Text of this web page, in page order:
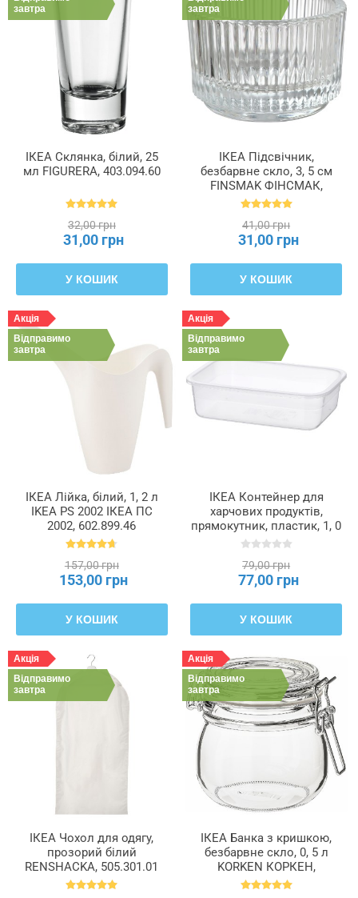
завтра
ІКЕА Склянка, білий, 25
мл FIGURERA, 403.094.60
32,00 грн
31,00 грн
У КОШИК
завтра
ІКЕА Підсвічник,
безбарвне скло, 3, 5 см
FINSMAK ФІНСМАК,
004.709.82
41,00 грн
31,00 грн
У КОШИК
Акція
Відправимо
завтра
ІКЕА Лійка, білий, 1, 2 л
IKEA PS 2002 ІКЕА ПС
2002, 602.899.46
157,00 грн
153,00 грн
У КОШИК
Акція
Відправимо
завтра
ІКЕА Контейнер для
харчових продуктів,
прямокутник, пластик, 1, 0
л IKEA 365+, 403.591.48
79,00 грн
77,00 грн
У КОШИК
Акція
Відправимо
завтра
ІКЕА Чохол для одягу,
прозорий білий
RENSHACKA, 505.301.01
Акція
Відправимо
завтра
ІКЕА Банка з кришкою,
безбарвне скло, 0, 5 л
KORKEN КОРКЕН,
702.135.45